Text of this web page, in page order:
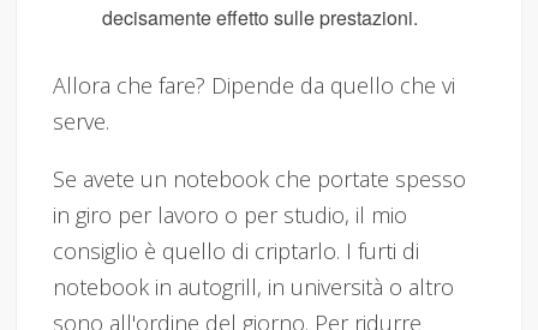
decisamente effetto sulle prestazioni.
Allora che fare? Dipende da quello che vi
serve.
Se avete un notebook che portate spesso
in giro per lavoro o per studio, il mio
consiglio è quello di criptarlo. I furti di
notebook in autogrill, in università o altro
sono all'ordine del giorno. Per ridurre